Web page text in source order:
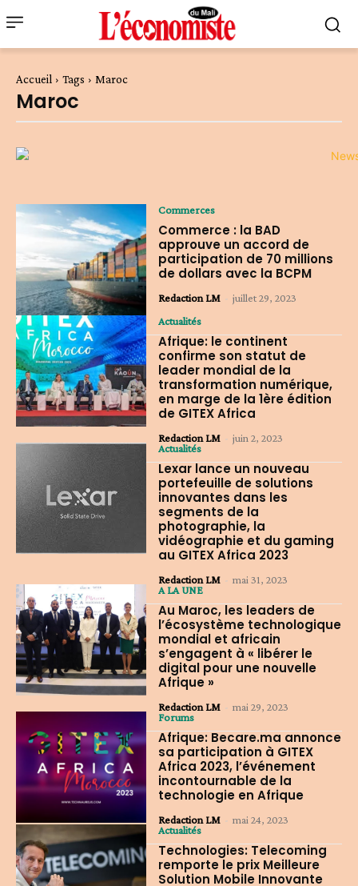
Accueil Tags Maroc
Maroc
Commerces
Commerce : la BAD
approuve un accord de
participation de 70 millions
de dollars avec la BCPM
Redaction LM - juillet 29, 2023
Actualités
Afrique: le continent
confirme son statut de
leader mondial de la
transformation numérique,
en marge de la 1ère édition
de GITEX Africa
Redaction LM - juin 2, 2023
Actualités
Lexar lance un nouveau
portefeuille de solutions
innovantes dans les
segments de la
photographie, la
vidéographie et du gaming
au GITEX Africa 2023
Redaction LM - mai 31, 2023
A LA UNE
Au Maroc, les leaders de
l’écosystème technologique
mondial et africain
s’engagent à « libérer le
digital pour une nouvelle
Afrique »
Redaction LM - mai 29, 2023
Forums
Afrique: Becare.ma annonce
sa participation à GITEX
Africa 2023, l’événement
incontournable de la
technologie en Afrique
Redaction LM - mai 24, 2023
Actualités
Technologies: Telecoming
remporte le prix Meilleure
Solution Mobile Innovante